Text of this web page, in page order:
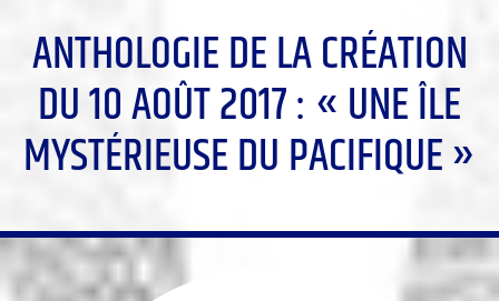
ANTHOLOGIE DE LA CRÉATION
DU 10 AOÛT 2017 : « UNE ÎLE
MYSTÉRIEUSE DU PACIFIQUE »